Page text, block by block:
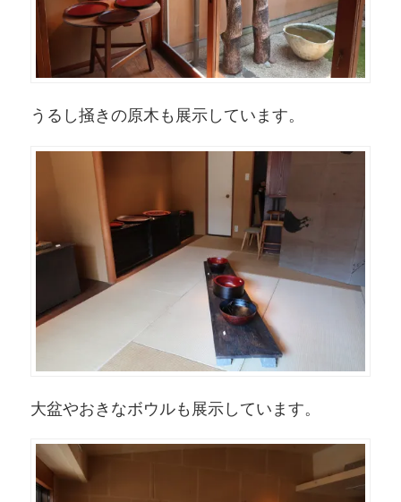
うるし掻きの原木も展示しています。
大盆やおきなボウルも展示しています。